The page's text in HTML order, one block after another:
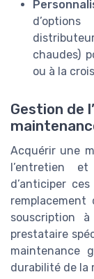
chaudes)
ou à la
Gestion de
Acquérir une
l’entretien
d’anticiper
souscription
prestataire
maintenance
durabilité de la